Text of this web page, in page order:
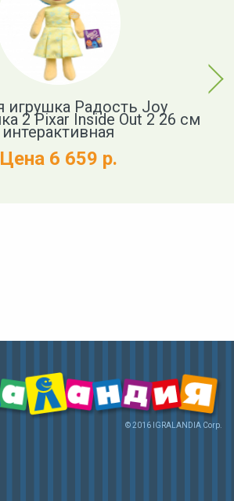
игрушка Радость Joy
2 Pixar Inside Out 2 26 см
интерактивная
Цена 6 659 р.
Next
© 2016 IGRALANDIA Corp.